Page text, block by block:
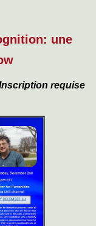
une
requise